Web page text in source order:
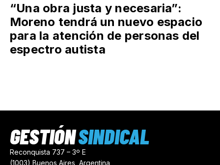
“Una obra justa y necesaria”:
Moreno tendrá un nuevo espacio
para la atención de personas del
espectro autista
Reconquista 737 – 3º E
(1003) Buenos Aires, Argentina
GESTIÓNSINDICAL